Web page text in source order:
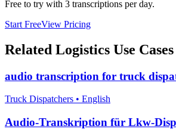
Free to try with 3 transcriptions per day.
Start FreeView Pricing
Related Logistics Use Cases
audio transcription for truck
Truck Dispatchers • English
Audio-Transkription für Lkw-